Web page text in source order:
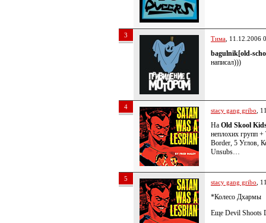
3 Тима , 11.12.2006
bagulnik[old-
написал)))
4 stacy gang gribo ,
На Old Skool
неплохих групп
Border, 5 Углов,
Unsubs…
5 stacy gang gribo ,
*Колесо Дхармы
Еще Devil Shoots